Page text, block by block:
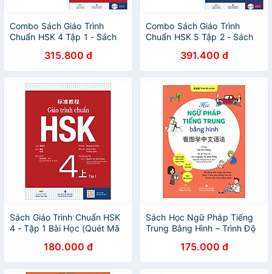
Combo Sách Giáo Trình
Chuẩn HSK 4 Tập 1 - Sách
315.800 đ
Combo Sách Giáo Trình
Chuẩn HSK 5 Tập 2 - Sách
391.400 đ
Sách Giáo Trình Chuẩn HSK
4 - Tập 1 Bài Học (Quét Mã
180.000 đ
Sách Học Ngữ Pháp Tiếng
Trung Bằng Hình – Trình Độ
175.000 đ